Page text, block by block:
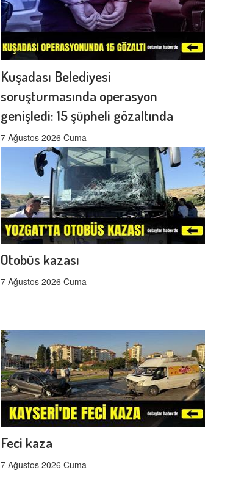
Kuşadası Belediyesi
soruşturmasında operasyon
genişledi: 15 şüpheli gözaltında
7 Ağustos 2026 Cuma
Otobüs kazası
7 Ağustos 2026 Cuma
Feci kaza
7 Ağustos 2026 Cuma